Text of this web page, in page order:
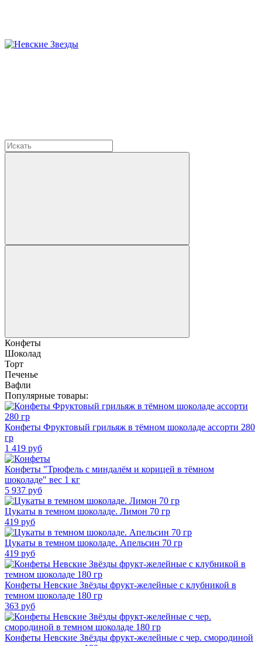
Конфеты
Шоколад
Торт
Печенье
Вафли
Популярные товары:
Конфеты Фруктовый грильяж в тёмном шоколаде ассорти 280
гр
1 419 руб
Конфеты "Трюфель с миндалём и корицей в тёмном
шоколаде" вес 1 кг
5 937 руб
Цукаты в темном шоколаде. Лимон 70 гр
419 руб
Цукаты в темном шоколаде. Апельсин 70 гр
419 руб
Конфеты Невские Звёзды фрукт-желейные с клубникой в
темном шоколаде 180 гр
363 руб
Конфеты Невские Звёзды фрукт-желейные с чер. смородиной